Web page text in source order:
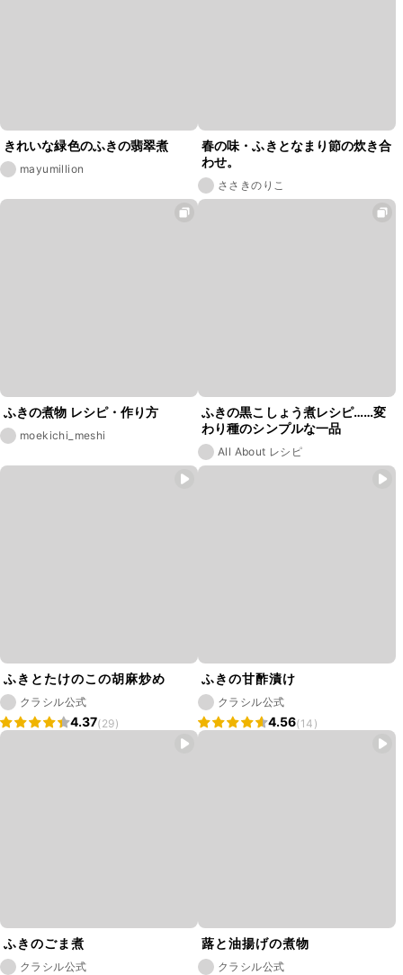
きれいな緑色のふきの翡翠煮
mayumillion
春の味・ふきとなまり節の炊き合
わせ。
ささきのりこ
ふきの煮物 レシピ・作り方
moekichi_meshi
ふきの黒こしょう煮レシピ……変
わり種のシンプルな一品
All About レシピ
ふきとたけのこの胡麻炒め
クラシル公式
4.37(29)
ふきの甘酢漬け
クラシル公式
4.56(14)
ふきのごま煮
クラシル公式
蕗と油揚げの煮物
クラシル公式